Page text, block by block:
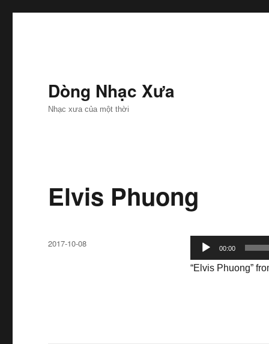
Dòng Nhạc Xưa
Nhạc xưa của một thời
Elvis Phuong
Trình
phát
00:00
“Elvis Phuong”
Đăng
2017-10-08